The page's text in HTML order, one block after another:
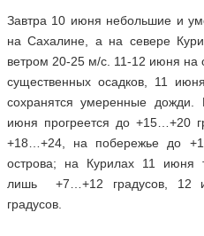
Завтра 10 июня небольшие и
на Сахалине, а на севере
ветром 20-25 м/с. 11-12 июня на
существенных осадков, 11
сохранятся умеренные
июня прогреется до +15…+20
+18…+24, на побережье до
острова; на Курилах 11 июня
лишь +7…+12 градусов, 12
градусов.